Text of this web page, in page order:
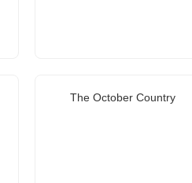
The October Country